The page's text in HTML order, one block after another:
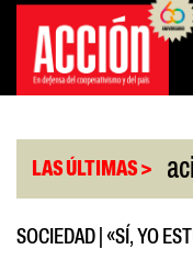
Saltar
contenido
LAS ÚLTIMAS >
Bonificación en
SOCIEDAD «SÍ, YO